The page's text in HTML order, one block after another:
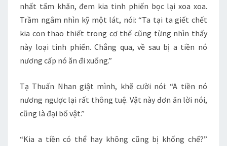
nhất tấm khăn, đem kia tinh phiến bọc lại xoa xoa.
Trầm ngâm nhìn kỹ một lát, nói: “Ta tại ta giết chết
kia con thao thiết trong cơ thể cũng từng nhìn thấy
này loại tinh phiến. Chẳng qua, về sau bị a tiền nó
nương cấp nó ăn đi xuống.”
Tạ Thuấn Nhan giật mình, khẽ cười nói: “A tiền nó
nương ngược lại rất thông tuệ. Vật này đơn ăn lời nói,
cũng là đại bổ vật.”
“Kia a tiền có thể hay không cũng bị khống chế?”